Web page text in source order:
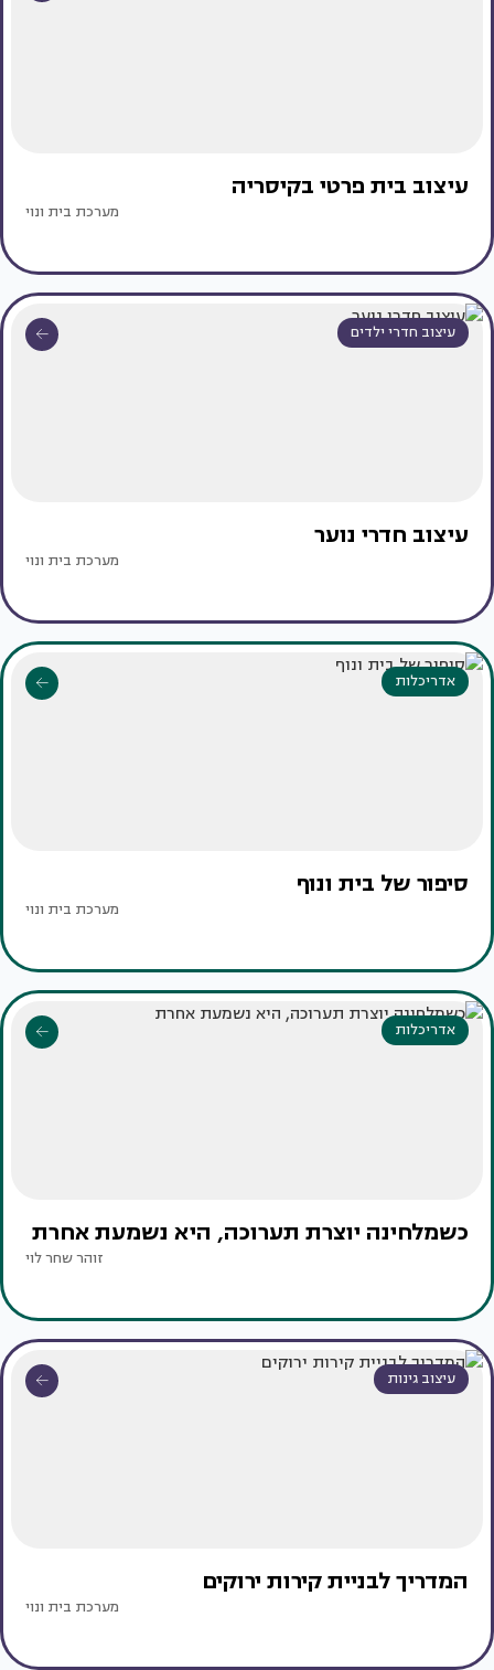
עיצוב בית פרטי בקיסריה
מערכת בית ונוי
עיצוב חדרי ילדים
עיצוב חדרי נוער
מערכת בית ונוי
אדריכלות
סיפור של בית ונוף
מערכת בית ונוי
אדריכלות
כשמלחינה יוצרת תערוכה, היא נשמעת אחרת
זוהר שחר לוי
עיצוב גינות
המדריך לבניית קירות ירוקים
מערכת בית ונוי